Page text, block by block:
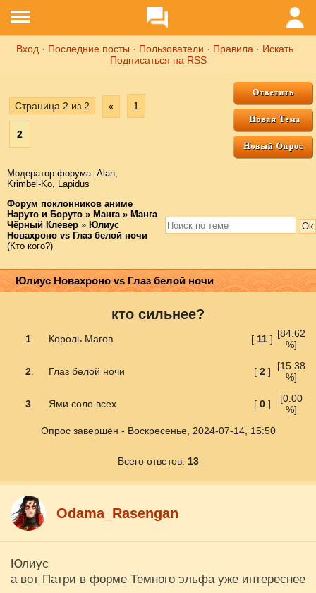
Вход · Последние посты · Пользователи · Правила · Искать ·
Подписаться на RSS
Страница 2 из 2 « 1
2
Модератор форума: Аlаn,
Krimbel-Ko, Lapidus
Форум поклонников аниме
Наруто и Боруто » Манга » Манга
Чёрный Клевер » Юлиус
Новахроно vs Глаз белой ночи
(Кто кого?)
Юлиус Новахроно vs Глаз белой ночи
кто сильнее?
1 Король Магов [ 11 ] [84.62
%]
2 Глаз белой ночи [ 2]
[15.38
%]
3 Ями соло всех [ 0]
[0.00
%]
Опрос завершён - Воскресенье, 2024-07-14, 15:50
Всего ответов: 13
Odama_Rasengan
Юлиус
а вот Патри в форме Темного эльфа уже интереснее